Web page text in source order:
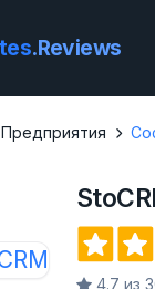
.Reviews
Предприятия
4.7 из